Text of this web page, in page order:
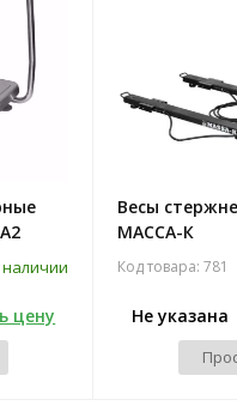
цену
Весы
МАССА-К
Код товара: 781
Не указана